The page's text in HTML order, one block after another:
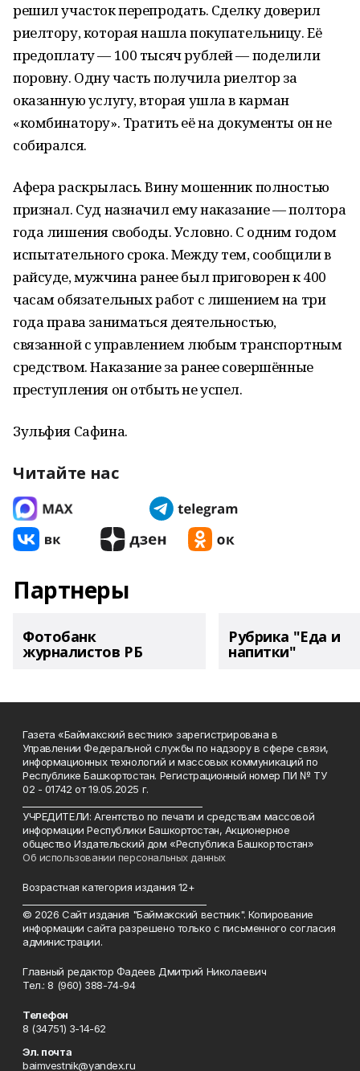
решил участок перепродать. Сделку доверил
риелтору, которая нашла покупательницу. Её
предоплату — 100 тысяч рублей — поделили
поровну. Одну часть получила риелтор за
оказанную услугу, вторая ушла в карман
«комбинатору». Тратить её на документы он не
собирался.
Афера раскрылась. Вину мошенник полностью
признал. Суд назначил ему наказание — полтора
года лишения свободы. Условно. С одним годом
испытательного срока. Между тем, сообщили в
райсуде, мужчина ранее был приговорен к 400
часам обязательных работ с лишением на три
года права заниматься деятельностью,
связанной с управлением любым транспортным
средством. Наказание за ранее совершённые
преступления он отбыть не успел.
Зульфия Сафина.
Читайте нас
Партнеры
Фотобанк
журналистов РБ
Рубрика "Еда и
напитки"
Газета «Баймакский вестник» зарегистрирована в
Управлении Федеральной службы по надзору в сфере связи,
информационных технологий и массовых коммуникаций по
Республике Башкортостан. Регистрационный номер ПИ № ТУ
02 - 01742 от 19.05.2025 г.
УЧРЕДИТЕЛИ: Агентство по печати и средствам массовой
информации Республики Башкортостан, Акционерное
общество Издательский дом «Республика Башкортостан»
Об использовании персональных данных
Возрастная категория издания 12+
© 2026 Сайт издания "Баймакский вестник". Копирование
информации сайта разрешено только с письменного согласия
администрации.
Главный редактор Фадеев Дмитрий Николаевич
Тел.: 8 (960) 388-74-94
Телефон
8 (34751) 3-14-62
Эл. почта
baimvestnik@yandex.ru